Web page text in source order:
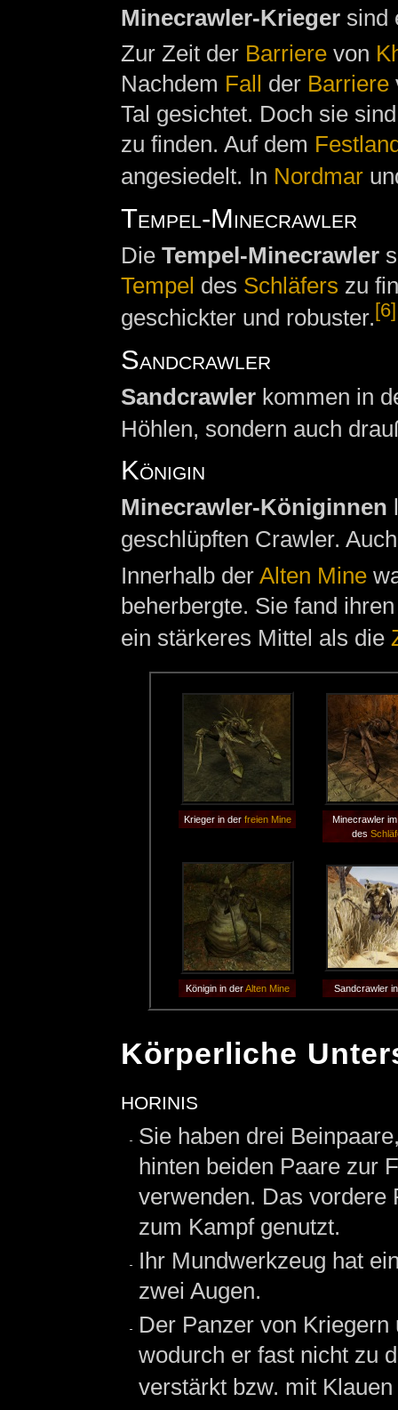
Minecrawler-Kriegersind
Zur Zeit der Barrierevon
Nachdem Fall der Barriere
Tal gesichtet. Doch sie
zu finden. Auf dem
angesiedelt. In Nordmar
Tempel-Minecrawler
Die Tempel-Minecrawler
Tempel des Schläfers zu
geschickter und robuster.[6]
Sandcrawler
Sandcrawlerkommen in
Höhlen, sondern auch
Königin
Minecrawler-Königinnen
geschlüpften Crawler.
Innerhalb der Alten Mine
beherbergte. Sie fand
ein stärkeres Mittel als die
Krieger in der freien Mine
Minecrawler
des
Königin in derAlten Mine Sandcrawler
Körperliche
horinis
Sie haben drei
hinten beiden Paare zur
verwenden. Das vordere
zum Kampf genutzt.
Ihr Mundwerkzeug hat
zwei Augen.
Der Panzer von
wodurch er fast nicht zu
verstärkt bzw. mit